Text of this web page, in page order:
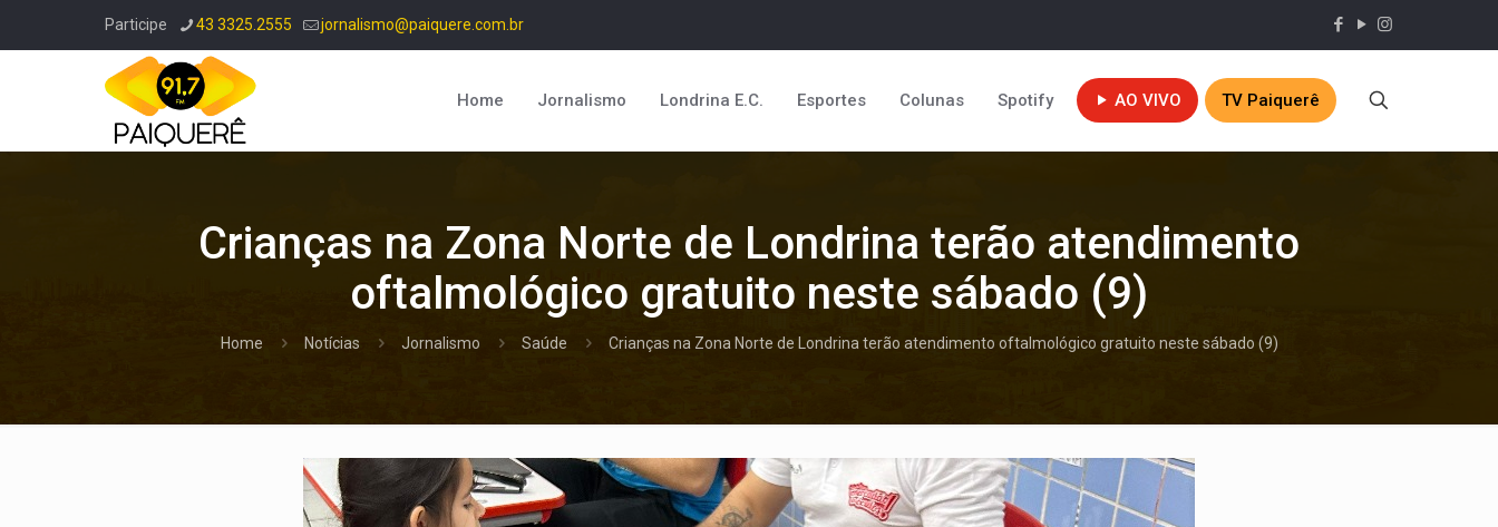
Participe 43 3325.2555 jornalismo@paiquere.com.br
Home Jornalismo Londrina E.C. Esportes Colunas Spotify AO VIVO TV Paiquerê
Crianças na Zona Norte de Londrina terão atendimento
oftalmológico gratuito neste sábado (9)
Home Notícias Jornalismo Saúde Crianças na Zona Norte de Londrina terão atendimento oftalmológico gratuito neste sábado (9)